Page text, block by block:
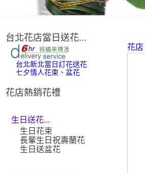
台北花店當日送花...
台北新北當日訂花送花
七夕情人花束、盆花
花店熱銷花禮
生日送花...
生日花束
長輩生日祝壽蘭花
生日送盆花
花店